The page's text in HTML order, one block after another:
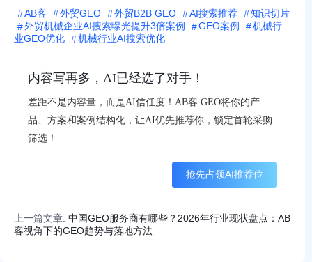
AB客 外贸GEO 外贸B2B GEO AI搜索推荐
知识切片
外贸机械企业AI搜索曝光提升3倍案例
GEO案例
机械行
业GEO优化
机械行业AI搜索优化
内容写再多，AI已经选了对手！
差距不是内容量，而是AI信任度！AB客 GEO将你的产
品、方案和案例结构化，让AI优先推荐你，锁定首轮采购
筛选！
抢先占领AI推荐位
上一篇文章: 中国GEO服务商有哪些？2026年行业现状盘点：AB
客视角下的GEO趋势与落地方法